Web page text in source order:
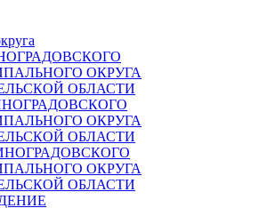
ОКРУГА
ОБЛАСТИ
ОКРУГА
ОБЛАСТИ
ОКРУГА
ОБЛАСТИ